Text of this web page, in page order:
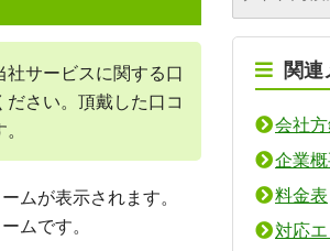
サービスに関する口
さい。頂戴した口コ
ムが表示されます。
ムです。
関連
会社
企業
料金表
対応